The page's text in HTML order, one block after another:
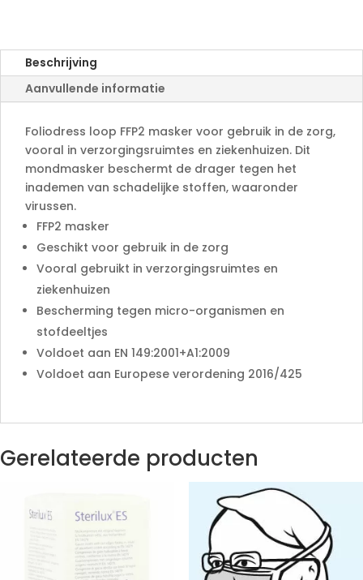
e
:
Beschrijving
Aanvullende informatie
Foliodress loop FFP2 masker voor gebruik in de zorg,
vooral in verzorgingsruimtes en ziekenhuizen. Dit
mondmasker beschermt de drager tegen het
inademen van schadelijke stoffen, waaronder
virussen.
FFP2 masker
Geschikt voor gebruik in de zorg
Vooral gebruikt in verzorgingsruimtes en
ziekenhuizen
Bescherming tegen micro-organismen en
stofdeeltjes
Voldoet aan EN 149:2001+A1:2009
Voldoet aan Europese verordening 2016/425
Gerelateerde producten